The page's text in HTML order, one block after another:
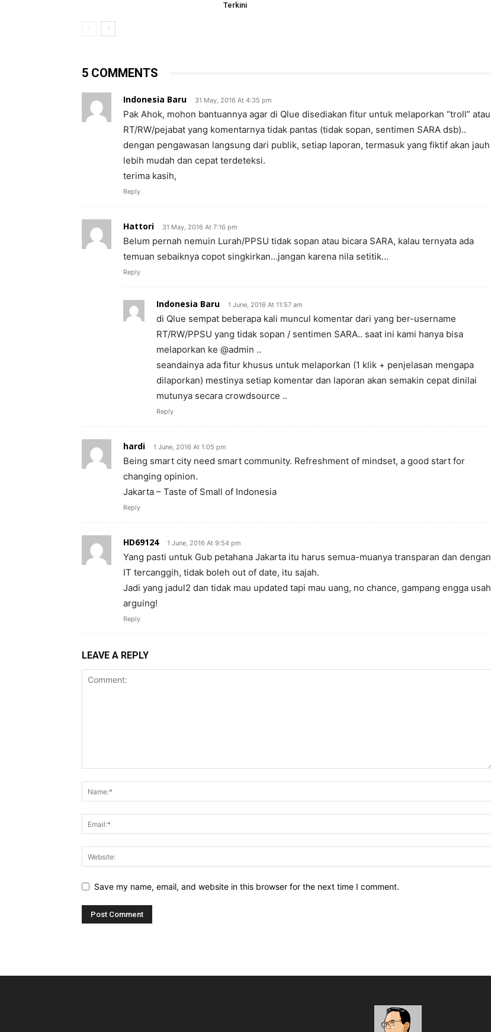
Terkini
5 COMMENTS
Indonesia Baru 31 May, 2016 At 4:35 pm
Pak Ahok, mohon bantuannya agar di Qlue disediakan fitur untuk melaporkan “troll” atau
RT/RW/pejabat yang komentarnya tidak pantas (tidak sopan, sentimen SARA dsb)..
dengan pengawasan langsung dari publik, setiap laporan, termasuk yang fiktif akan jauh
lebih mudah dan cepat terdeteksi.
terima kasih,
Reply
Hattori 31 May, 2016 At 7:16 pm
Belum pernah nemuin Lurah/PPSU tidak sopan atau bicara SARA, kalau ternyata ada
temuan sebaiknya copot singkirkan…jangan karena nila setitik…
Reply
Indonesia Baru 1 June, 2016 At 11:57 am
di Qlue sempat beberapa kali muncul komentar dari yang ber-username
RT/RW/PPSU yang tidak sopan / sentimen SARA.. saat ini kami hanya bisa
melaporkan ke @admin ..
seandainya ada fitur khusus untuk melaporkan (1 klik + penjelasan mengapa
dilaporkan) mestinya setiap komentar dan laporan akan semakin cepat dinilai
mutunya secara crowdsource ..
Reply
hardi 1 June, 2016 At 1:05 pm
Being smart city need smart community. Refreshment of mindset, a good start for
changing opinion.
Jakarta – Taste of Small of Indonesia
Reply
HD69124 1 June, 2016 At 9:54 pm
Yang pasti untuk Gub petahana Jakarta itu harus semua-muanya transparan dan dengan
IT tercanggih, tidak boleh out of date, itu sajah.
Jadi yang jadul2 dan tidak mau updated tapi mau uang, no chance, gampang engga usah
arguing!
Reply
LEAVE A REPLY
Save my name, email, and website in this browser for the next time I comment.